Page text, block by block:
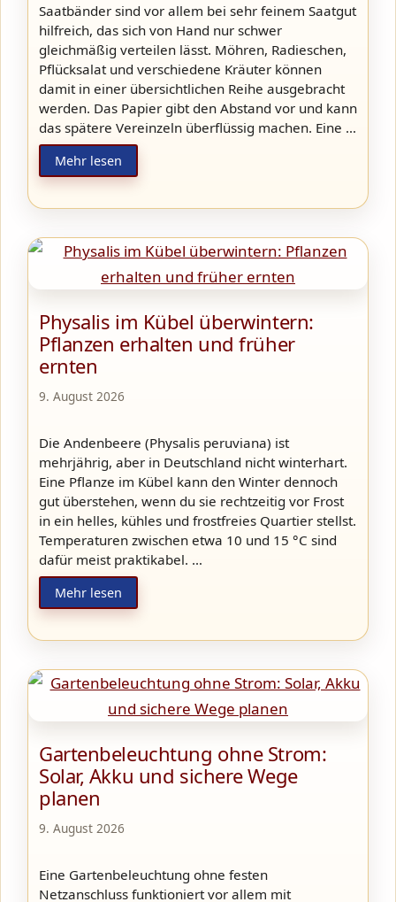
Saatbänder sind vor allem bei sehr feinem Saatgut
hilfreich, das sich von Hand nur schwer
gleichmäßig verteilen lässt. Möhren, Radieschen,
Pflücksalat und verschiedene Kräuter können
damit in einer übersichtlichen Reihe ausgebracht
werden. Das Papier gibt den Abstand vor und kann
das spätere Vereinzeln überflüssig machen. Eine …
Mehr lesen
Physalis im Kübel überwintern:
Pflanzen erhalten und früher
ernten
9. August 2026
Die Andenbeere (Physalis peruviana) ist
mehrjährig, aber in Deutschland nicht winterhart.
Eine Pflanze im Kübel kann den Winter dennoch
gut überstehen, wenn du sie rechtzeitig vor Frost
in ein helles, kühles und frostfreies Quartier stellst.
Temperaturen zwischen etwa 10 und 15 °C sind
dafür meist praktikabel. …
Mehr lesen
Gartenbeleuchtung ohne Strom:
Solar, Akku und sichere Wege
planen
9. August 2026
Eine Gartenbeleuchtung ohne festen
Netzanschluss funktioniert vor allem mit